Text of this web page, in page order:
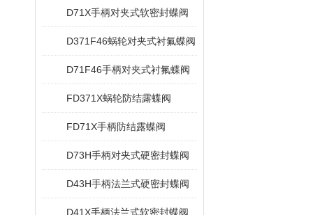
D71X手柄对夹式软密封蝶阀
D371F46蜗轮对夹式衬氟蝶阀
D71F46手柄对夹式衬氟蝶阀
FD371X蜗轮防结露蝶阀
FD71X手柄防结露蝶阀
D73H手柄对夹式硬密封蝶阀
D43H手柄法兰式硬密封蝶阀
D41X手柄法兰式软密封蝶阀